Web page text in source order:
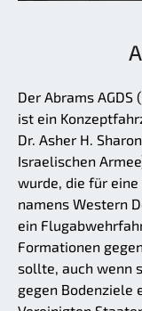
Der Abrams
ist ein
Dr. Asher H.
Israelischen
wurde, die für
namens Western
ein
Formationen
sollte, auch wenn
gegen Bodenziele